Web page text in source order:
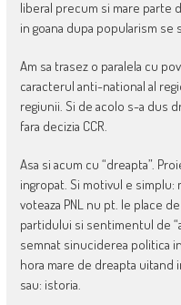
liberal precum si mare parte
in goana dupa popularism se
Am sa trasez o paralela cu
caracterul anti-national al
regiunii. Si de acolo s-a dus
fara decizia CCR.
Asa si acum cu “dreapta”.
ingropat. Si motivul e
voteaza PNL nu pt. le place
partidului si sentimentul de
semnat sinuciderea politica
hora mare de dreapta uitand
sau: istoria.